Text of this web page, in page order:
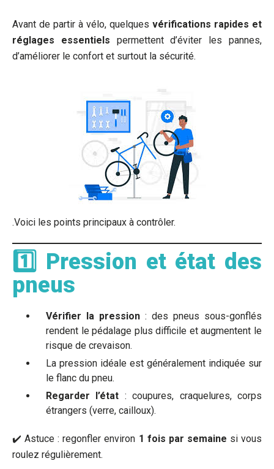
Avant de partir à vélo, quelques vérifications rapides et
réglages essentiels permettent d’éviter les pannes,
d’améliorer le confort et surtout la sécurité.
.Voici les points principaux à contrôler.
1️⃣ Pression et état des
pneus
Vérifier la pression : des pneus sous-gonflés
rendent le pédalage plus difficile et augmentent le
risque de crevaison.
La pression idéale est généralement indiquée sur
le flanc du pneu.
Regarder l’état : coupures, craquelures, corps
étrangers (verre, cailloux).
✔️ Astuce : regonfler environ 1 fois par semaine si vous
roulez régulièrement.